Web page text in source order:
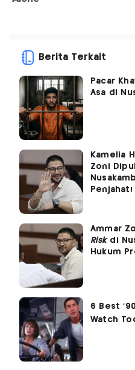
Berita Terkait
Pacar
Asa di
Kamelia
Zoni
Penjahat!
Ammar
Riskdi
Hukum